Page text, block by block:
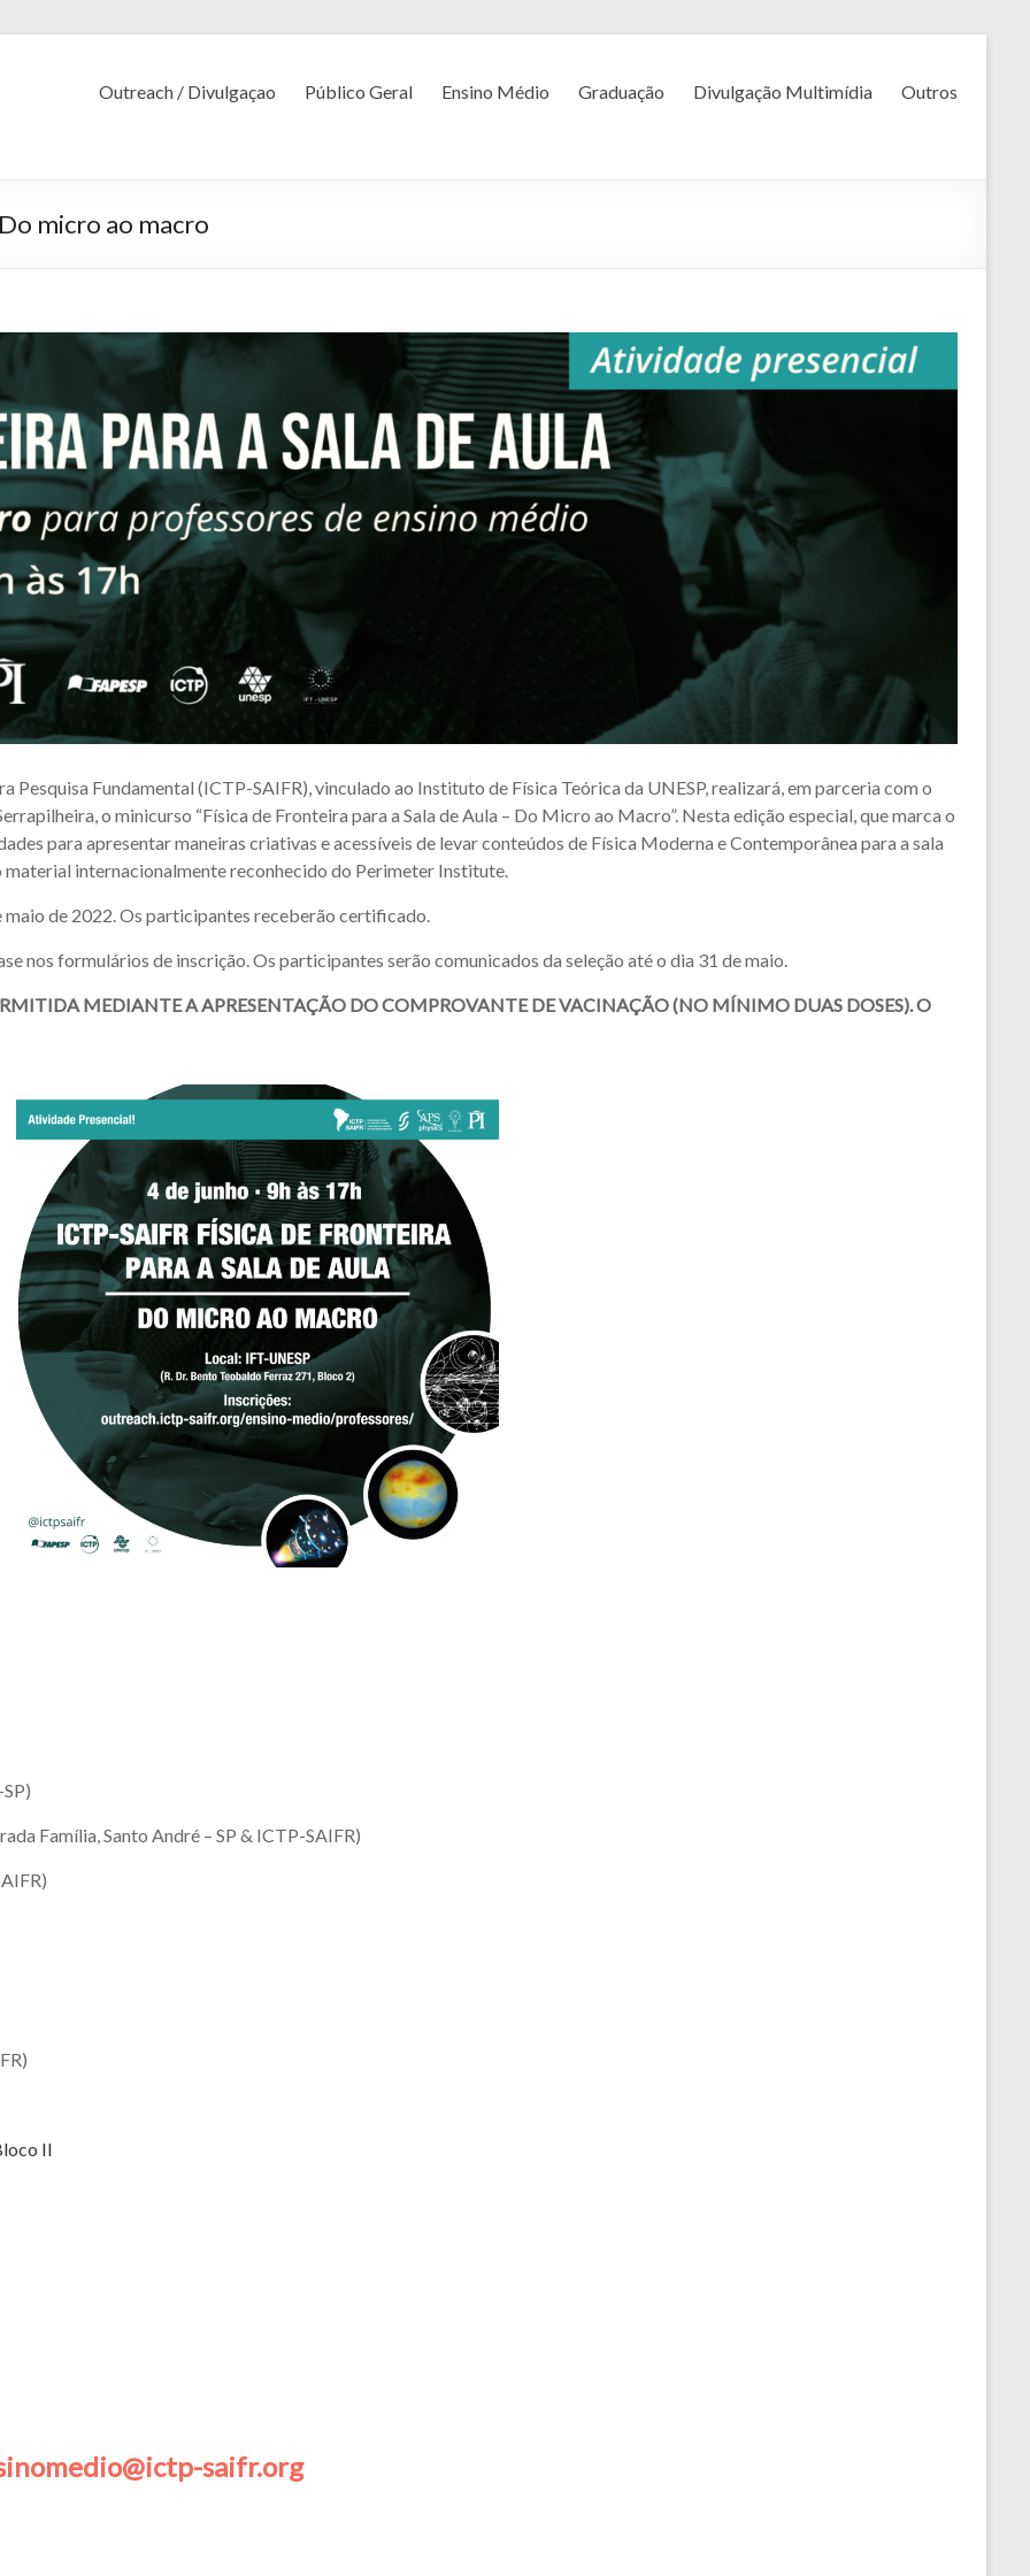
Outreach / Divulgaçao Público Geral Ensino Médio Graduação Divulgação Multimídia Outros
micro ao macro
Fundamental (ICTP-SAIFR), vinculado ao Instituto de Física Teórica da UNESP, realizará, em parceria com o
o minicurso “Física de Fronteira para a Sala de Aula – Do Micro ao Macro”. Nesta edição especial, que marca o
para apresentar maneiras criativas e acessíveis de levar conteúdos de Física Moderna e Contemporânea para a sala
internacionalmente reconhecido do Perimeter Institute.
de 2022. Os participantes receberão certificado.
nos formulários de inscrição. Os participantes serão comunicados da seleção até o dia 31 de maio.
MEDIANTE A APRESENTAÇÃO DO COMPROVANTE DE VACINAÇÃO (NO MÍNIMO DUAS DOSES). O
Família, Santo André – SP & ICTP-SAIFR)
II
saifr.org